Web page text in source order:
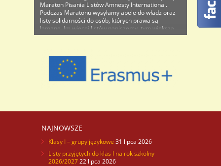
Maraton Pisania Listów Amnesty International.
Podczas Maratonu wysyłamy apele do władz oraz
listy solidarności do osób, których prawa są
łamane. Im więcej listów napiszemy, tym większa
szansa, że uda nam się poprawić los danego
NAJNOWSZE
Klasy I – grupy językowe 31 lipca 2026
Listy przyjętych do klas I na rok szkolny
2026/202722 lipca 2026